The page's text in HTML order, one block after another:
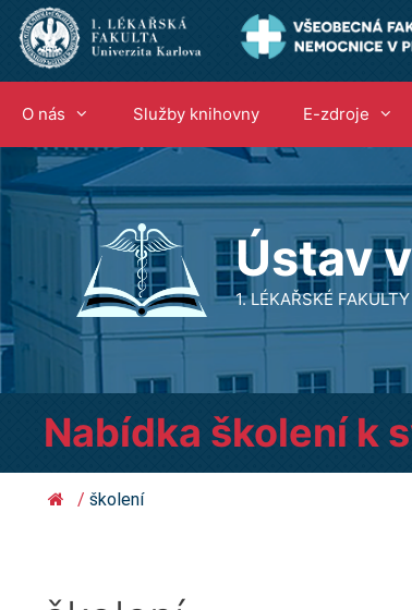
Přeskočit
na
obsah
O nás Služby knihovny E-zdroje
Ústav
1. LÉKAŘSKÉ
Nabídka školení k
/ školení